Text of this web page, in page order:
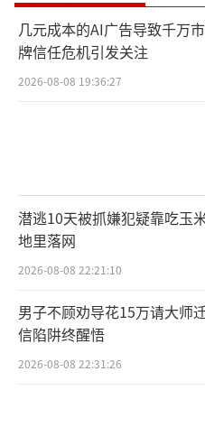
几元成本的AI广告导致千万
牌信任危机引发关注
2026-08-08 19:36:27
潜逃10天被抓嫌犯疑靠吃玉
地里落网
2026-08-08 22:21:10
男子不顾劝导花15万请大师
信陷阱终醒悟
2026-08-08 22:31:26